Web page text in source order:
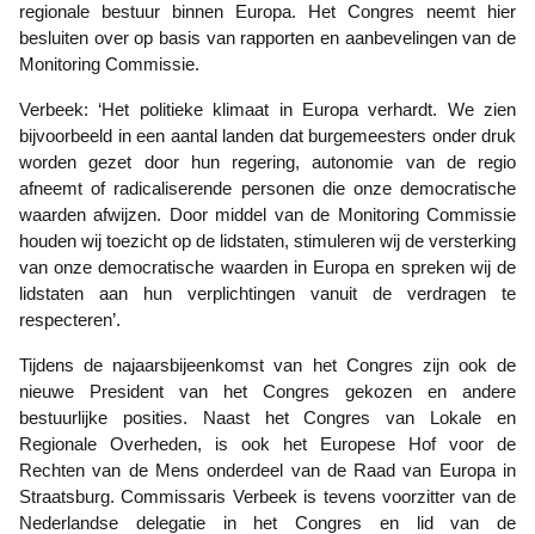
regionale bestuur binnen Europa. Het Congres neemt hier
besluiten over op basis van rapporten en aanbevelingen van de
Monitoring Commissie.
Verbeek: ‘Het politieke klimaat in Europa verhardt. We zien
bijvoorbeeld in een aantal landen dat burgemeesters onder druk
worden gezet door hun regering, autonomie van de regio
afneemt of radicaliserende personen die onze democratische
waarden afwijzen. Door middel van de Monitoring Commissie
houden wij toezicht op de lidstaten, stimuleren wij de versterking
van onze democratische waarden in Europa en spreken wij de
lidstaten aan hun verplichtingen vanuit de verdragen te
respecteren’.
Tijdens de najaarsbijeenkomst van het Congres zijn ook de
nieuwe President van het Congres gekozen en andere
bestuurlijke posities. Naast het Congres van Lokale en
Regionale Overheden, is ook het Europese Hof voor de
Rechten van de Mens onderdeel van de Raad van Europa in
Straatsburg. Commissaris Verbeek is tevens voorzitter van de
Nederlandse delegatie in het Congres en lid van de